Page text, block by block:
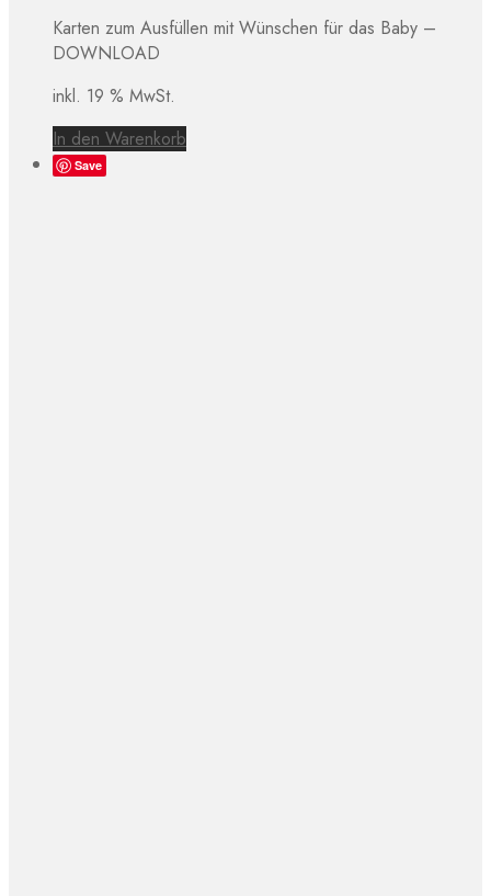
Karten zum Ausfüllen mit Wünschen für das Baby –
DOWNLOAD
inkl. 19 % MwSt.
In den Warenkorb
Save